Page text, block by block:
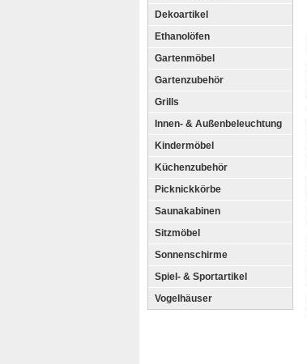
Dekoartikel
Ethanolöfen
Gartenmöbel
Gartenzubehör
Grills
Innen- & Außenbeleuchtung
Kindermöbel
Küchenzubehör
Picknickkörbe
Saunakabinen
Sitzmöbel
Sonnenschirme
Spiel- & Sportartikel
Vogelhäuser